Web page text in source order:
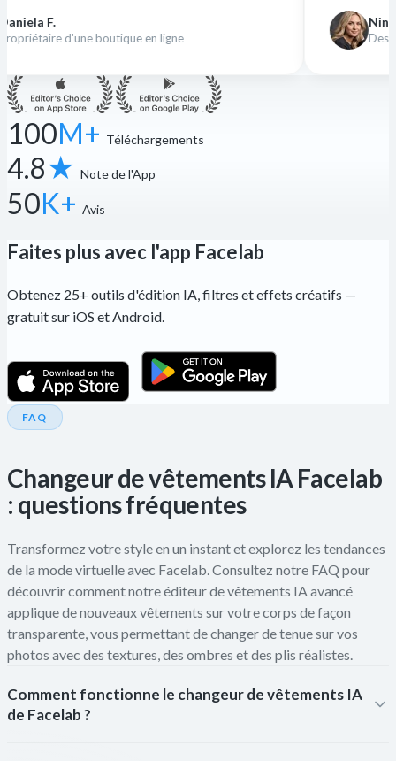
en ligne Designer indépendante
100M+ Téléchargements
4.8★ Note de l'App
50K+ Avis
Faites plus avec l'app Facelab
Obtenez 25+ outils d'édition IA, filtres et effets créatifs —
gratuit sur iOS et Android.
FAQ
Changeur de vêtements IA Facelab
: questions fréquentes
Transformez votre style en un instant et explorez les tendances
de la mode virtuelle avec Facelab. Consultez notre FAQ pour
découvrir comment notre éditeur de vêtements IA avancé
applique de nouveaux vêtements sur votre corps de façon
transparente, vous permettant de changer de tenue sur vos
photos avec des textures, des ombres et des plis réalistes.
Comment fonctionne le changeur de vêtements IA
de Facelab ?